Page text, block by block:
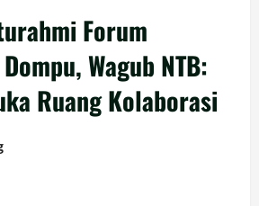
Forum
Wagub NTB:
Ruang Kolaborasi